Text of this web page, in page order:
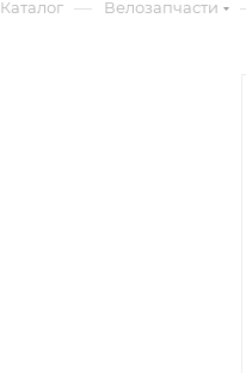
Каталог — Велозапчасти